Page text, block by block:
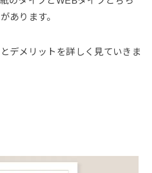
あります。
デメリットを詳しく見ていきま